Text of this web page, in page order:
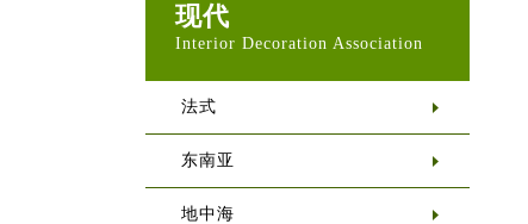
现代
Interior Decoration Association
法式
东南亚
地中海